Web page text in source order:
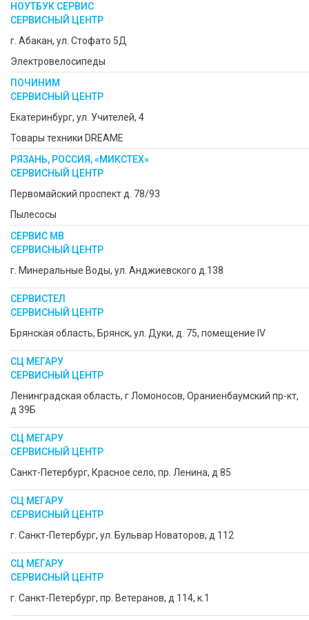
НОУТБУК СЕРВИС
СЕРВИСНЫЙ ЦЕНТР
г. Абакан, ул. Стофато 5Д
Электровелосипеды
ПОЧИНИМ
СЕРВИСНЫЙ ЦЕНТР
Екатеринбург, ул. Учителей, 4
Товары техники DREAME
РЯЗАНЬ, РОССИЯ, «МИКСТЕХ»
СЕРВИСНЫЙ ЦЕНТР
Первомайский проспект д. 78/93
Пылесосы
СЕРВИС МВ
СЕРВИСНЫЙ ЦЕНТР
г. Минеральные Воды, ул. Анджиевского д.138
СЕРВИСТЕЛ
СЕРВИСНЫЙ ЦЕНТР
Брянская область, Брянск, ул. Дуки, д. 75, помещение IV
СЦ МЕГАРУ
СЕРВИСНЫЙ ЦЕНТР
Ленинградская область, г Ломоносов, Ораниенбаумский пр-кт,
д 39Б
СЦ МЕГАРУ
СЕРВИСНЫЙ ЦЕНТР
Санкт-Петербург, Красное село, пр. Ленина, д 85
СЦ МЕГАРУ
СЕРВИСНЫЙ ЦЕНТР
г. Санкт-Петербург, ул. Бульвар Новаторов, д 112
СЦ МЕГАРУ
СЕРВИСНЫЙ ЦЕНТР
г. Санкт-Петербург, пр. Ветеранов, д 114, к.1